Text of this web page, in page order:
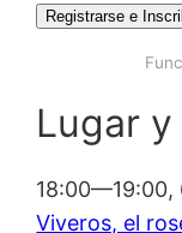
Registrarse e
Lugar y
18:00—19:00,
Viveros, el